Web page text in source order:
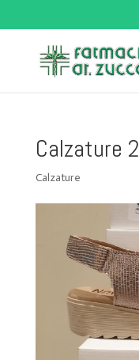
Calzature 2
Calzature